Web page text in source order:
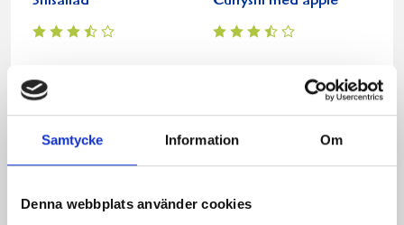
Samtycke Information Om
Denna webbplats använder cookies